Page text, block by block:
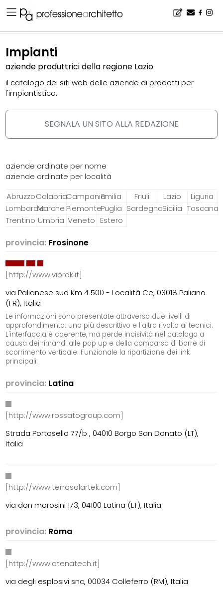
Impianti
aziende produttrici della regione Lazio
il catalogo dei siti web delle aziende di prodotti per
l'impiantistica.
SEGNALA UN SITO ALLA REDAZIONE
aziende ordinate per nome
aziende ordinate per località
AbruzzoCalabriaCampaniaEmilia Friuli Lazio
Liguria
LombardiaMarche PiemontePuglia SardegnaSicilia Toscana
Trentino Umbria Veneto Estero
provincia: Frosinone
[http://www.vibrok.it]
via Palianese sud Km 4 500 - Località Ce, 03018 Paliano
(FR), Italia
Le informazioni sono presentate attraverso due livelli di
approfondimento: uno più descrittivo e l'altro rivolto ai tecnici.
L'interfaccia è coerente, ma perde incisività nel catalogo a
causa dei rimandi alle pop up e della comparsa di barre di
scorrimento verticale. Funzionale la ripartizione dei link
principali.
provincia: Latina
[http://www.rossatogroup.com]
Strada Portosello 77/b , 04010 Borgo San Donato (LT),
Italia
[http://www.terrasolartek.com]
via don morosini 173, 04100 Latina (LT), Italia
provincia: Roma
[http://www.atenatech.it]
via degli esplosivi snc, 00034 Colleferro (RM), Italia